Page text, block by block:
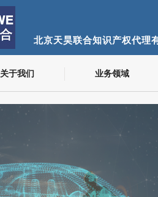
北京天昊联合知识产权代理
关于我们 业务领域